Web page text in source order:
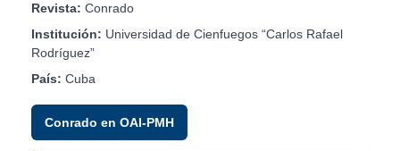
Revista: Conrado
Institución: Universidad de Cienfuegos “Carlos Rafael
Rodríguez”
País: Cuba
Conrado en OAI-PMH